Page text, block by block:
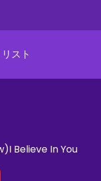
スト
Believe In You